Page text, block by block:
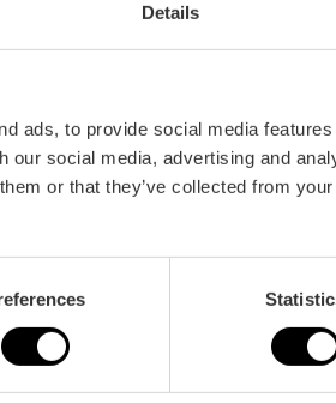
Details
ads, to provide social media
our social media, advertising and
or that they’ve collected from
Metro Bus